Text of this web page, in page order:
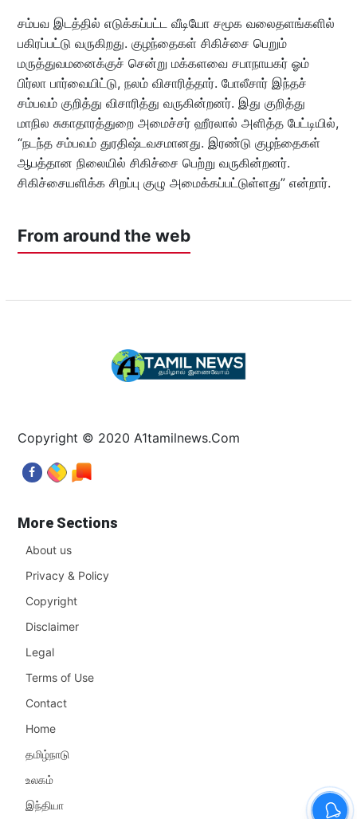
சம்பவ இடத்தில் எடுக்கப்பட்ட வீடியோ சமூக வலைதளங்களில்
பகிரப்பட்டு வருகிறது. குழந்தைகள் சிகிச்சை பெறும்
மருத்துவமனைக்குச் சென்று மக்களவை சபாநாயகர் ஓம்
பிர்லா பார்வையிட்டு, நலம் விசாரித்தார். போலீசார் இந்தச்
சம்பவம் குறித்து விசாரித்து வருகின்றனர். இது குறித்து
மாநில சுகாதாரத்துறை அமைச்சர் ஹீரலால் அளித்த பேட்டியில்,
“நடந்த சம்பவம் துரதிஷ்டவசமானது. இரண்டு குழந்தைகள்
ஆபத்தான நிலையில் சிகிச்சை பெற்று வருகின்றனர்.
சிகிச்சையளிக்க சிறப்பு குழு அமைக்கப்பட்டுள்ளது” என்றார்.
From around the web
Copyright © 2020 A1tamilnews.Com
More Sections
About us
Privacy & Policy
Copyright
Disclaimer
Legal
Terms of Use
Contact
Home
தமிழ்நாடு
உலகம்
இந்தியா